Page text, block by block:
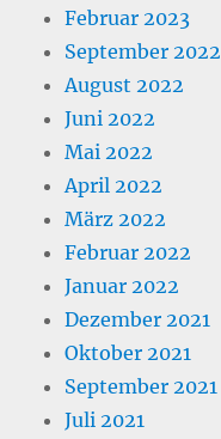
Februar 2023
September 2022
August 2022
Juni 2022
Mai 2022
April 2022
März 2022
Februar 2022
Januar 2022
Dezember 2021
Oktober 2021
September 2021
Juli 2021